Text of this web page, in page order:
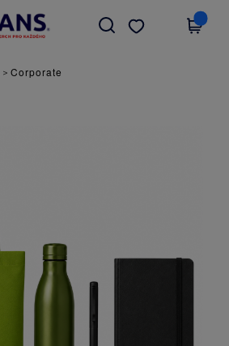
Stáhnout app
>Corporate